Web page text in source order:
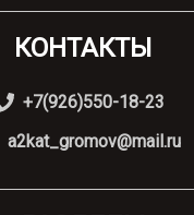
КОНТАКТЫ
+7(926)550-18-23
a2kat_gromov@mail.ru